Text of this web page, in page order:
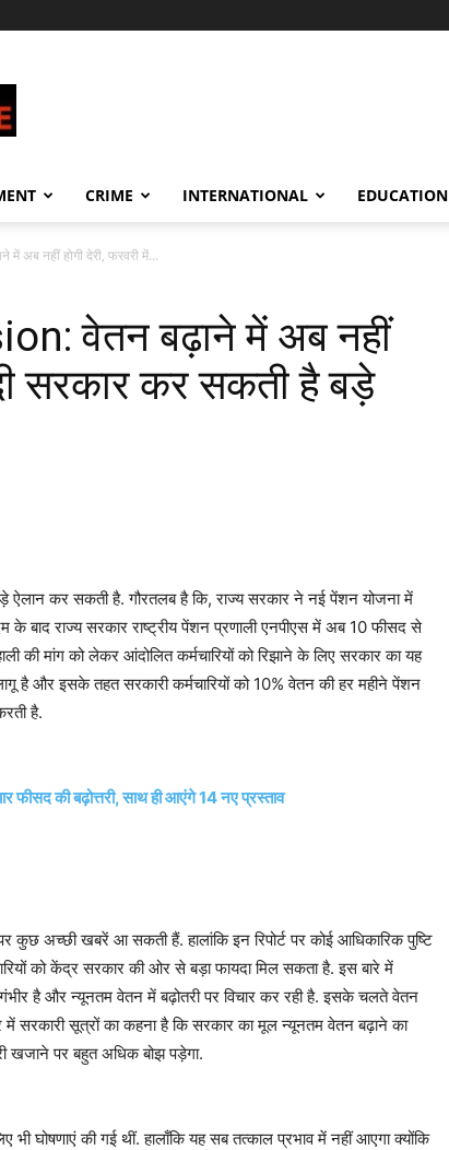
CRIME INTERNATIONAL EDUCATION
अब नहीं होगी देरी, फरवरी में...
वेतन बढ़ाने में अब नहीं
सरकार कर सकती है बड़े
ऐलान कर सकती है. गौरतलब है कि, राज्य सरकार ने नई पेंशन योजना में
बाद राज्य सरकार राष्ट्रीय पेंशन प्रणाली एनपीएस में अब 10 फीसद से
की मांग को लेकर आंदोलित कर्मचारियों को रिझाने के लिए सरकार का यह
है और इसके तहत सरकारी कर्मचारियों को 10% वेतन की हर महीने पेंशन
है.
फीसद की बढ़ोत्तरी, साथ ही आएंगे 14 नए प्रस्ताव
अच्छी खबरें आ सकती हैं. हालांकि इन रिपोर्ट पर कोई आधिकारिक पुष्टि
को केंद्र सरकार की ओर से बड़ा फायदा मिल सकता है. इस बारे में
है और न्यूनतम वेतन में बढ़ोतरी पर विचार कर रही है. इसके चलते वेतन
सरकारी सूत्रों का कहना है कि सरकार का मूल न्यूनतम वेतन बढ़ाने का
खजाने पर बहुत अधिक बोझ पड़ेगा.
घोषणाएं की गई थीं. हालाँकि यह सब तत्काल प्रभाव में नहीं आएगा क्योंकि